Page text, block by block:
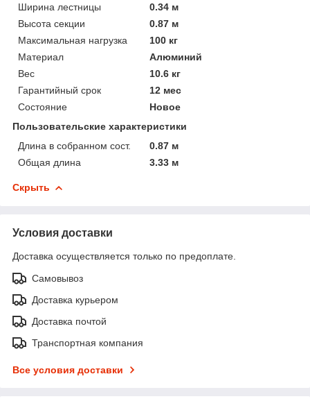
Ширина лестницы
0.34 м
Высота секции
0.87 м
Максимальная нагрузка
100 кг
Материал
Алюминий
Вес
10.6 кг
Гарантийный срок
12 мес
Состояние
Новое
Пользовательские характеристики
Длина в собранном сост.
0.87 м
Общая длина
3.33 м
Скрыть
Условия доставки
Доставка осуществляется только по предоплате.
Самовывоз
Доставка курьером
Доставка почтой
Транспортная компания
Все условия доставки